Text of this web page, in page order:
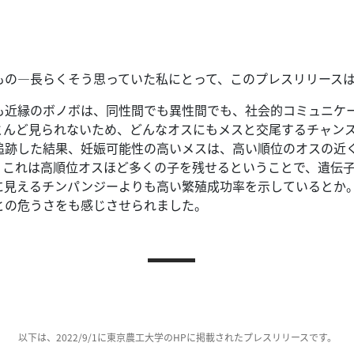
—長らくそう思っていた私にとって、このプレスリリース
縁のボノボは、同性間でも異性間でも、社会的コミュニ
ど見られないため、どんなオスにもメスと交尾するチャン
した結果、妊娠可能性の高いメスは、高い順位のオスの
これは高順位オスほど多くの子を残せるということで、遺伝
えるチンパンジーよりも高い繁殖成功率を示しているとか
危うさをも感じさせられました。
以下は、2022/9/1に東京農工大学のHPに掲載されたプレスリリースです。